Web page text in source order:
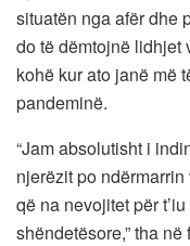
situatën nga afër dhe
do të dëmtojnë lidhjet
kohë kur ato janë më
pandeminë.
“Jam absolutisht i
njerëzit po
që na nevojitet për
shëndetësore,” tha